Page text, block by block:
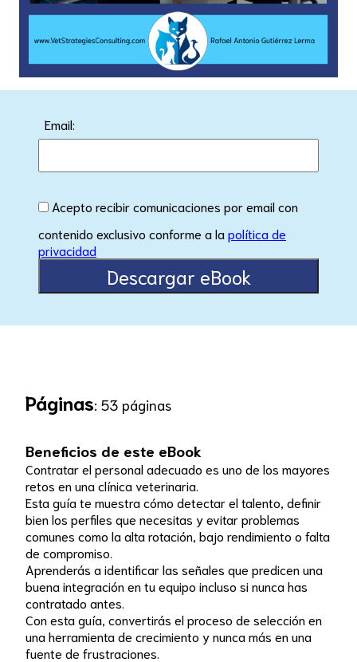
Email:
Acepto recibir comunicaciones por email con
contenido exclusivo conforme a lapolítica de
privacidad
Páginas: 53 páginas
Beneficios de este eBook
Contratar el personal adecuado es uno de los mayores
retos en una clínica veterinaria.
Esta guía te muestra cómo detectar el talento, definir
bien los perfiles que necesitas y evitar problemas
comunes como la alta rotación, bajo rendimiento o falta
de compromiso.
Aprenderás a identificar las señales que predicen una
buena integración en tu equipo incluso si nunca has
contratado antes.
Con esta guía, convertirás el proceso de selección en
una herramienta de crecimiento y nunca más en una
fuente de frustraciones.